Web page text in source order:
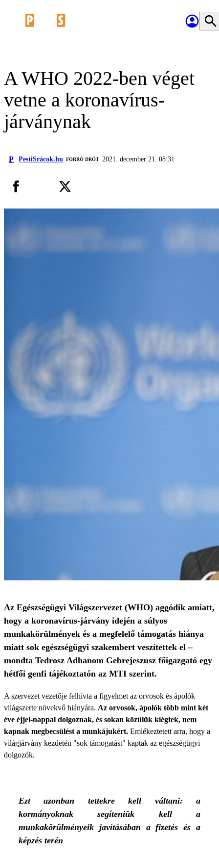
A WHO 2022-ben véget
vetne a koronavírus-
járványnak
P PestiSrácok.hu FORRÓ DRÓT 2021. december 21. 08:31
Az Egészségügyi Világszervezet (WHO) aggódik amiatt,
hogy a koronavírus-járvány idején a súlyos
munkakörülmények és a megfelelő támogatás hiánya
miatt sok egészségügyi szakembert veszítettek el –
mondta Tedrosz Adhanom Gebrejeszusz főigazgató egy
hétfői genfi tájékoztatón az MTI szerint.
A szervezet vezetője felhívta a figyelmet az orvosok és ápolók
világszerte növekvő hiányára. Az orvosok, ápolók több mint két
éve éjjel-nappal dolgoznak, és sokan közülük kiégtek, nem
kapnak megbecsülést a munkájukért. Emlékeztetett arra, hogy a
világjárvány kezdetén "sok támogatást" kaptak az egészségügyi
dolgozók.
Ezt azonban tettekre kell váltani: a
kormányoknak segíteniük kell a
munkakörülményeik javításában a fizetés és a
képzés terén